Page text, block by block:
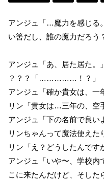
アンジュ「…魔力を感じる
い筈だし、誰の魔力だろう
アンジュ「あ、居た居た。」
？？？「……………！？」
アンジュ「確か貴女は、一
リン「貴女は…三年の、空
アンジュ「下の名前で良い
リンちゃんって魔法使えた
リン「え？どうしたんです
アンジュ「いや〜、学校内
こに来たんだけど、そした